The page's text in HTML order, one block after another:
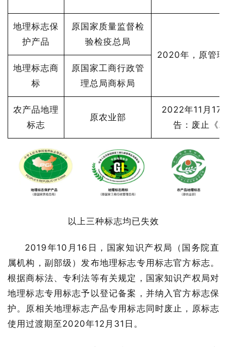
地理标志保
护产品
原国家质量监督检
验检疫总局
2020年，原管
地理标志商
标
原国家工商行政管
理总局商标局
农产品地理
标志
原农业部
2022年11月17
告：废止《
以上三种标志均已失效
2019年10月16日，国家知识产权局（国务院直
属机构，副部级）发布地理标志专用标志官方标志。
根据商标法、专利法等有关规定，国家知识产权局对
地理标志专用标志予以登记备案，并纳入官方标志保
护。原相关地理标志产品专用标志同时废止，原标志
使用过渡期至2020年12月31日。